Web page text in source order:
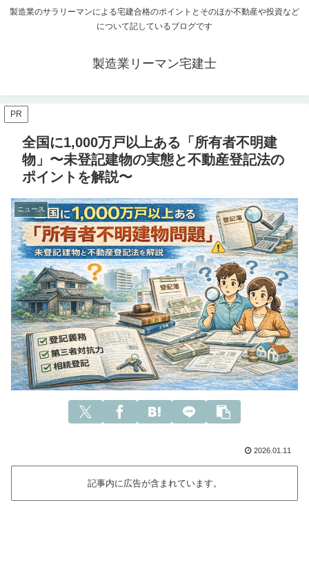
製造業のサラリーマンによる宅建合格のポイントとそのほか不動産や投資など
について記しているブログです
製造業リーマン宅建士
PR
全国に1,000万戸以上ある「所有者不明建
物」〜未登記建物の実態と不動産登記法の
ポイントを解説〜
ニュース
2026.01.11
記事内に広告が含まれています。